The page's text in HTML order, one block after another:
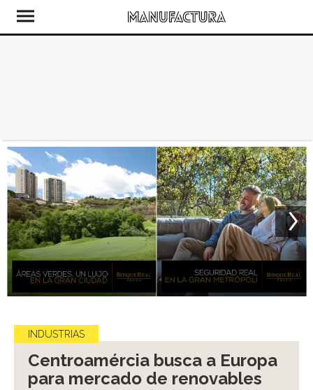
INDUSTRIAS
Centroamércia busca a Europa
para mercado de renovables